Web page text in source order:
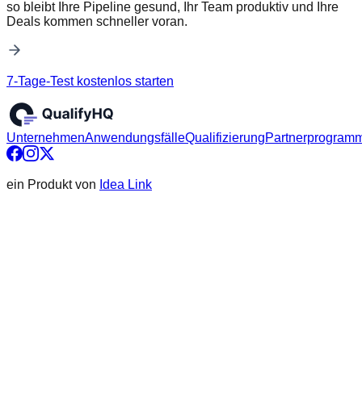
so bleibt Ihre Pipeline gesund, Ihr Team produktiv und Ihre
Deals kommen schneller voran.
7-Tage-Test kostenlos starten
UnternehmenAnwendungsfälleQualifizierung
ein Produkt von Idea Link